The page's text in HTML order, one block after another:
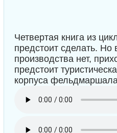
Четвертая книга из
предстоит сделать.
производства нет,
предстоит
корпуса